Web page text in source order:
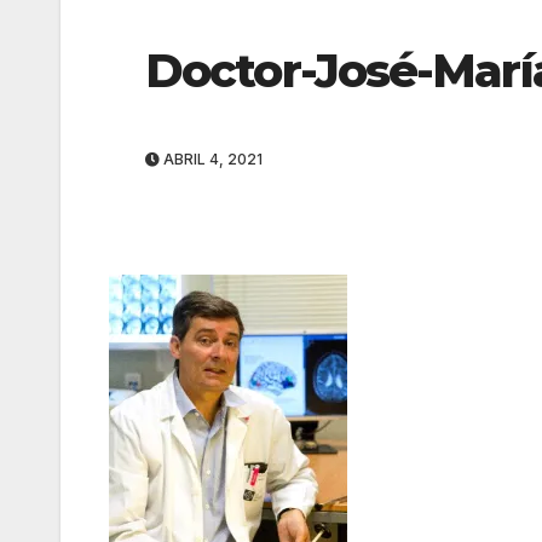
Doctor-José-
ABRIL 4, 2021